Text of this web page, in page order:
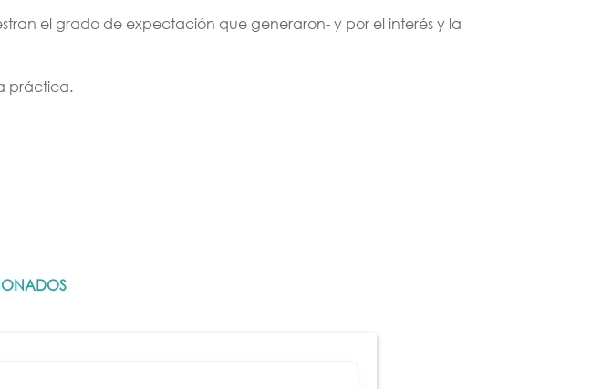
el grado de expectación que generaron- y por el interés y la
práctica.